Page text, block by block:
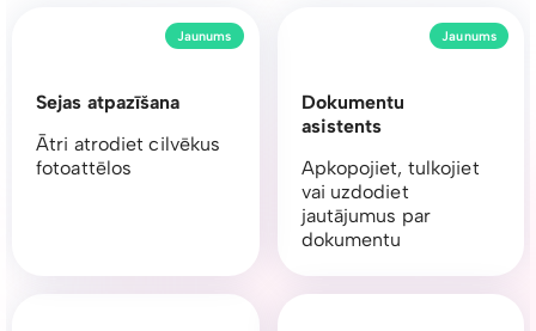
Dokumentu
asistents
Apkopojiet, tulkojiet
vai uzdodiet
jautājumus par
dokumentu
Jaunums
Sejas atpazīšana
Ātri atrodiet cilvēkus
fotoattēlos
Jaunums